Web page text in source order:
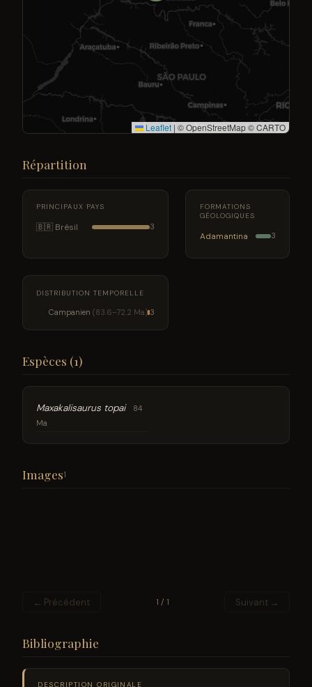
Leaflet | © OpenStreetMap © CARTO
Répartition
PRINCIPAUX PAYS
🇧🇷 Brésil 3
FORMATIONS
GÉOLOGIQUES
Adamantina 3
DISTRIBUTION TEMPORELLE
Campanien (83.6–72.2 Ma) 3
Espèces (1)
Maxakalisaurus topai
84
Ma
Images1
← Précédent 1 / 1 Suivant →
Bibliographie
DESCRIPTION ORIGINALE